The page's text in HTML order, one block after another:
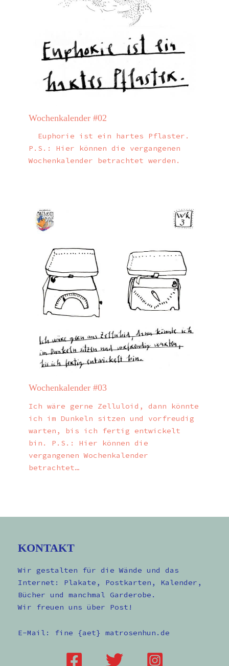
Wochenkalender #02
Euphorie ist ein hartes Pflaster.
P.S.: Hier können die vergangenen
Wochenkalender betrachtet werden.
Wochenkalender #03
Ich wäre gerne Zelluloid, dann könnte
ich im Dunkeln sitzen und vorfreudig
warten, bis ich fertig entwickelt
bin. P.S.: Hier können die
vergangenen Wochenkalender
betrachtet…
KONTAKT
Wir gestalten für die Wände und das
Internet: Plakate, Postkarten, Kalender,
Bücher und manchmal Garderobe.
Wir freuen uns über Post!
E-Mail: fine {aet} matrosenhun.de